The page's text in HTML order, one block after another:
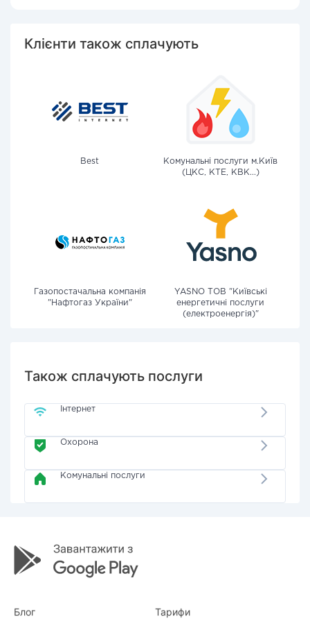
Клієнти також сплачують
Best
Комунальні послуги м.Київ
(ЦКС, КТЕ, КВК...)
Газопостачальна компанія
"Нафтогаз України"
YASNO ТОВ "Київські
енергетичні послуги
(електроенергія)"
Також сплачують послуги
Інтернет
Охорона
Комунальні послуги
Блог Тарифи